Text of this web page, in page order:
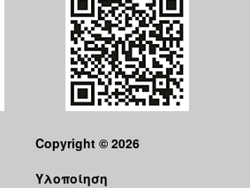
Copyright © 2026
Υλοποίηση